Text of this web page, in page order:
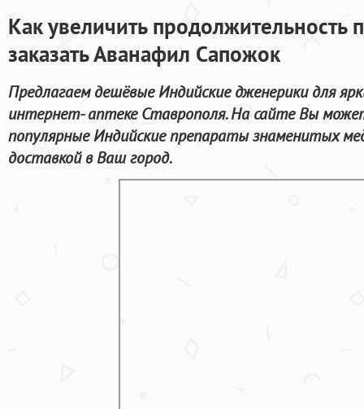
Как увеличить продолжительность
заказать Аванафил Сапожок
Предлагаем дешёвые Индийские дженерики для
интернет- аптеке Ставрополя. На сайте Вы
популярные Индийские препараты знаменитых
доставкой в Ваш город.